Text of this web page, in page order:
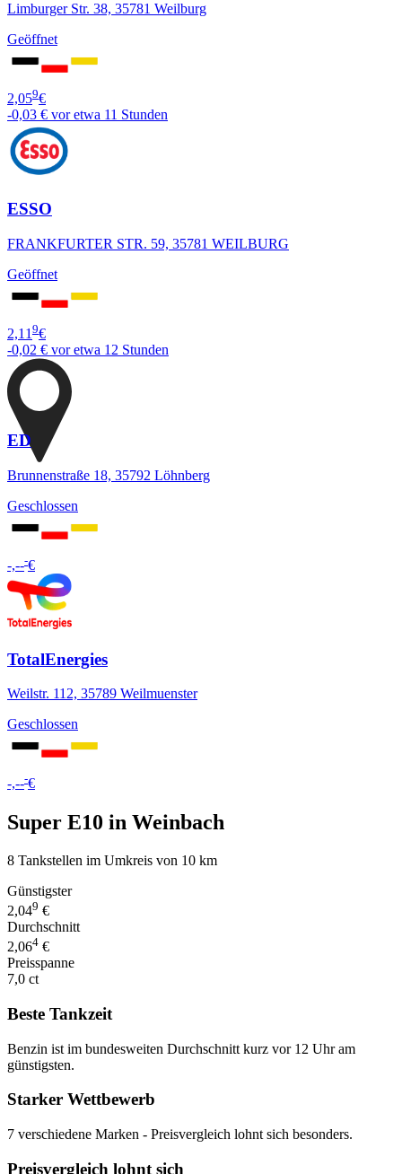
Limburger Str. 38, 35781 Weilburg
Geöffnet
2,059€
-0,03 € vor etwa 11 Stunden
ESSO
FRANKFURTER STR. 59, 35781 WEILBURG
Geöffnet
2,11 9€
-0,02 € vor etwa 12 Stunden
ED
Brunnenstraße 18, 35792 Löhnberg
Geschlossen
-,---€
TotalEnergies
Weilstr. 112, 35789 Weilmuenster
Geschlossen
-,---€
Super E10 in Weinbach
8 Tankstellen im Umkreis von 10 km
Günstigster
2,049 €
Durchschnitt
2,064 €
Preisspanne
7,0 ct
Beste Tankzeit
Benzin ist im bundesweiten Durchschnitt kurz vor 12 Uhr am
günstigsten.
Starker Wettbewerb
7 verschiedene Marken - Preisvergleich lohnt sich besonders.
Preisvergleich lohnt sich